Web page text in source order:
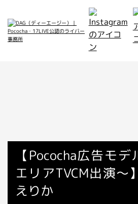
所属ライバー
インタビュー
メディア
【Pococha広告モ
エリアTVCM出演〜
えりか